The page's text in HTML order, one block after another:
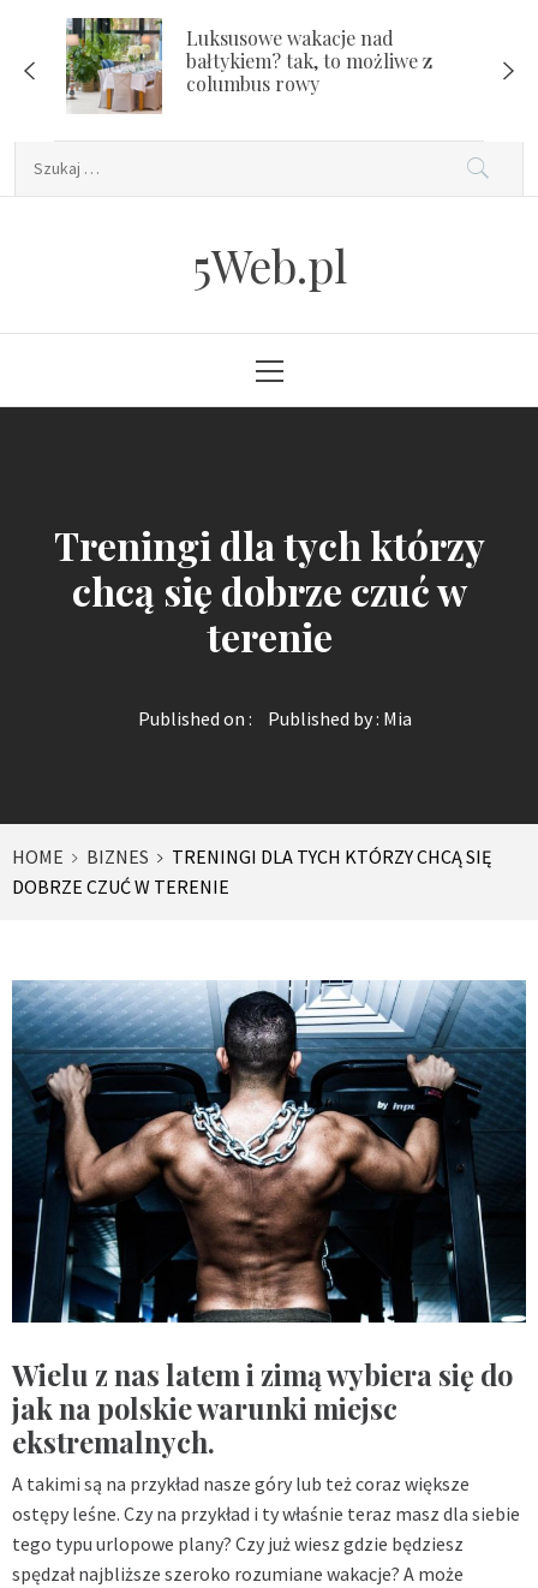
content
Luksusowe wakacje nad
bałtykiem? tak, to możliwe z
columbus rowy
5Web.pl
Menu
Treningi dla tych którzy
chcą się dobrze czuć w
terenie
Published on : Published by : Mia
HOME BIZNES
TRENINGI DLA TYCH KTÓRZY CHCĄ SIĘ
DOBRZE CZUĆ W TERENIE
Wielu z nas latem i zimą wybiera się do
jak na polskie warunki miejsc
ekstremalnych.
A takimi są na przykład nasze góry lub też coraz większe
ostępy leśne. Czy na przykład i ty właśnie teraz masz dla siebie
tego typu urlopowe plany? Czy już wiesz gdzie będziesz
spędzał najbliższe szeroko rozumiane wakacje? A może